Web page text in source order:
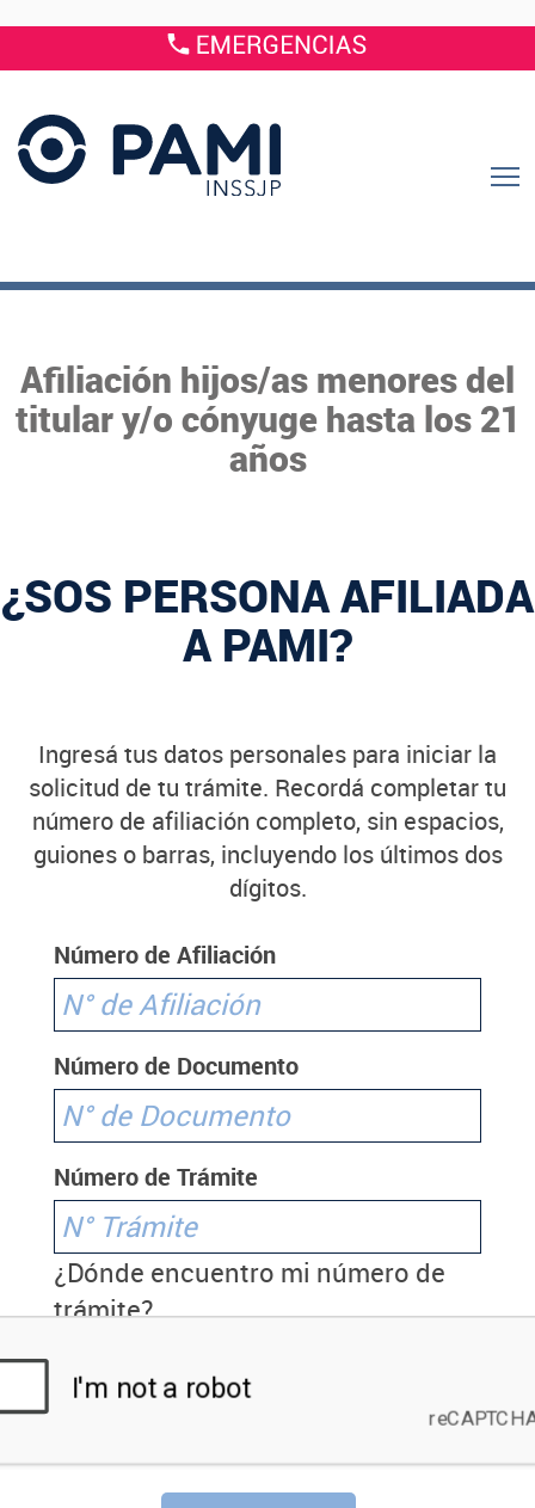
Afiliación hijos/as menores del
titular y/o cónyuge hasta los 21
años
¿SOS PERSONA AFILIADA
A PAMI?
Ingresá tus datos personales para iniciar la
solicitud de tu trámite. Recordá completar tu
número de afiliación completo, sin espacios,
guiones o barras, incluyendo los últimos dos
dígitos.
Número de Afiliación
Número de Documento
Número de Trámite
¿Dónde encuentro mi número de
trámite?